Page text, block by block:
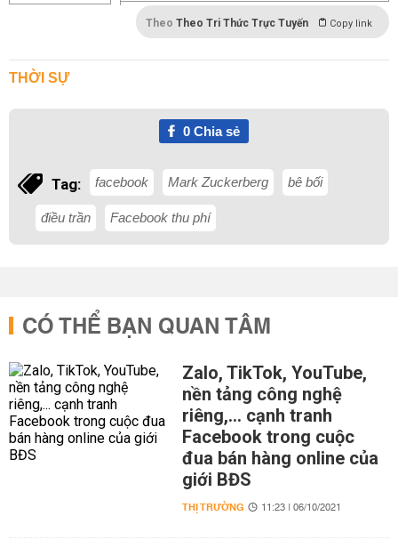
Theo Theo Tri Thức Trực Tuyến Copy link
THỜI SỰ
0Chia sẻ
Tag: facebook Mark Zuckerberg bê bối
điều trần Facebook thu phí
CÓ THỂ BẠN QUAN TÂM
Zalo, TikTok, YouTube,
nền tảng công nghệ
riêng,... cạnh tranh
Facebook trong cuộc
đua bán hàng online của
giới BĐS
THỊ TRƯỜNG 11:23 | 06/10/2021